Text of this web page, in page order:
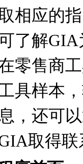
相应的
了解GIA
零售商
具样本
，还可
取得联